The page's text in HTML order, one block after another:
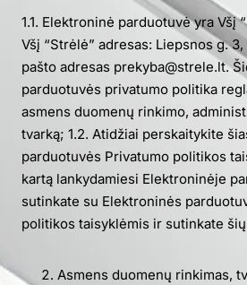
1.1. Elektroninė parduotuvė yra Všį
Všį “Strėlė” adresas: Liepsnos g.
pašto adresas prekyba@strele.lt.
parduotuvės privatumo politika
asmens duomenų rinkimo,
tvarką; 1.2. Atidžiai perskaitykite
parduotuvės Privatumo politikos
kartą lankydamiesi Elektroninėje
sutinkate su Elektroninės
politikos taisyklėmis ir sutinkate
Asmens duomenų rinkimas,